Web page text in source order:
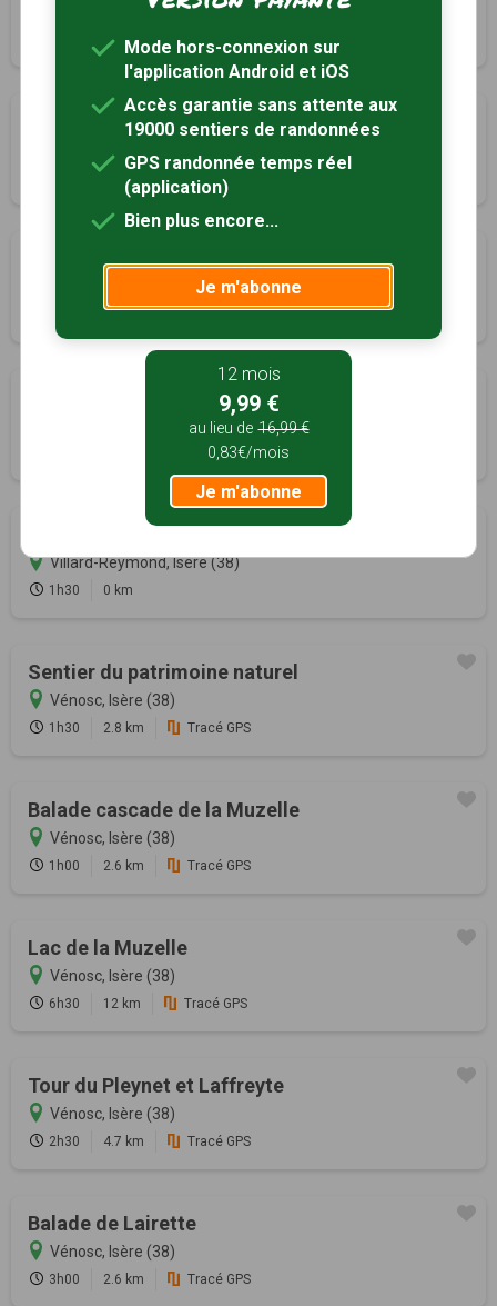
Villard-Reymond, Isère (38)
8 km Tracé GPS
Villard-Notre-Dame
0 km
Les crêtes de la croix du Carrelet
Villard-Reymond, Isère (38)
8 km Tracé GPS
Le promontoire de Prégentil
Villard-Reymond, Isère (38)
Tracé GPS
Villard-Reymond, Isère (38)
1h30 0 km
Sentier du patrimoine naturel
Vénosc, Isère (38)
1h30 2.8 km Tracé GPS
Balade cascade de la Muzelle
Vénosc, Isère (38)
1h00 2.6 km Tracé GPS
Lac de la Muzelle
Vénosc, Isère (38)
6h30 12 km Tracé GPS
Tour du Pleynet et Laffreyte
Vénosc, Isère (38)
2h30 4.7 km Tracé GPS
Balade de Lairette
Vénosc, Isère (38)
3h00 2.6 km Tracé GPS
Mode hors-connexion sur
l'application Android et iOS
Accès garantie sans attente aux
19000 sentiers de randonnées
GPS randonnée temps réel
(application)
Bien plus encore...
Je m'abonne
12 mois
9,99 €
au lieu de 16,99 €
0,83€/mois
Je m'abonne